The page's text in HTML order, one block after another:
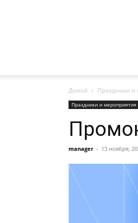
Домой Праздники и
Праздники и мероприятия
manager - 13 ноября,